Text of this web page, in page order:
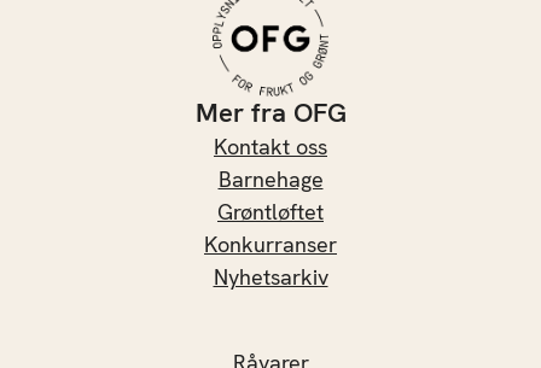
Mer fra OFG
Kontakt oss
Barnehage
Grøntløftet
Konkurranser
Nyhetsarkiv